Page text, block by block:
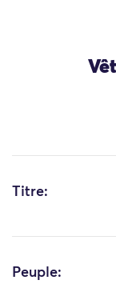
Titre:
Peuple: